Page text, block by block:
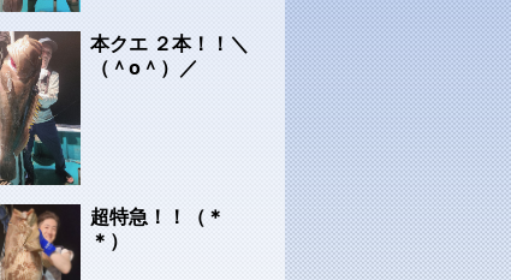
本クエ ２本！！＼
（＾o＾）／
超特急！！（＊
＊）